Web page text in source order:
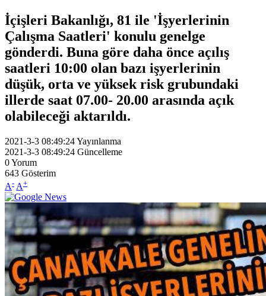
İçişleri Bakanlığı, 81 ile 'İşyerlerinin
Çalışma Saatleri' konulu genelge
gönderdi. Buna göre daha önce açılış
saatleri 10:00 olan bazı işyerlerinin
düşük, orta ve yüksek risk grubundaki
illerde saat 07.00- 20.00 arasında açık
olabileceği aktarıldı.
2021-3-3 08:49:24Yayınlanma
2021-3-3 08:49:24 Güncelleme
0Yorum
643 Gösterim
A- A+